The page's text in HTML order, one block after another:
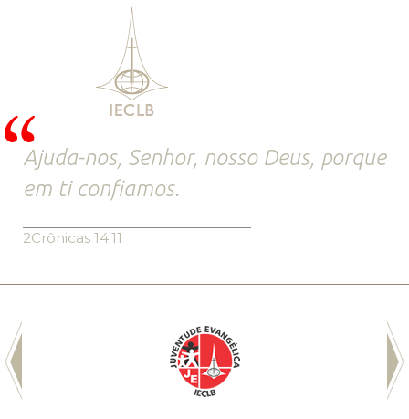
Ajuda-nos, Senhor, nosso Deus, porque
em ti confiamos.
2Crônicas 14.11